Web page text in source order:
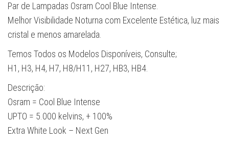
Par de Lampadas Osram Cool Blue Intense.
Melhor Visibilidade Noturna com Excelente Estética, luz mais
cristal e menos amarelada.
Temos Todos os Modelos Disponíveis, Consulte;
H1, H3, H4, H7, H8/H11, H27, HB3, HB4.
Descrição:
Osram = Cool Blue Intense
UPTO = 5.000 kelvins, + 100%
Extra White Look – Next Gen